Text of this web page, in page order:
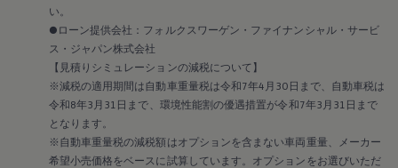
い。
●ローン提供会社：フォルクスワーゲン・ファイナンシャル・サービ
ス・ジャパン株式会社
【見積りシミュレーションの減税について】
※減税の適用期間は自動車重量税は令和7年4月30日まで、自動車税は
令和8年3月31日まで、環境性能割の優遇措置が令和7年3月31日まで
となります。
※自動車重量税の減税額はオプションを含まない車両重量、メーカー
希望小売価格をベースに試算しています。オプションをお選びいただ